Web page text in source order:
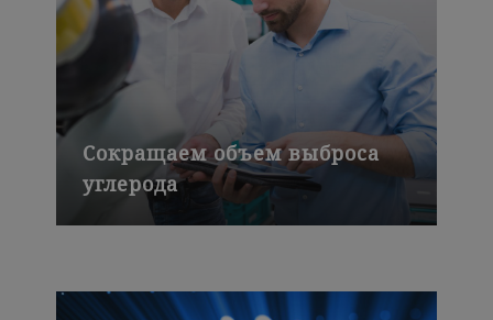
Сокращаем объем выброса
углерода
Мы повысили экологичность наших
годов, уменьшив использование